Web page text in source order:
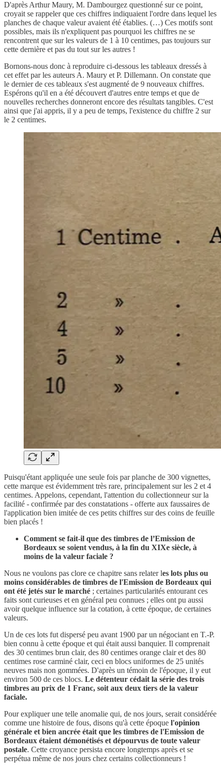
D'après Arthur Maury, M. Dambourgez questionné sur ce point,
croyait se rappeler que ces chiffres indiquaient l'ordre dans lequel les
planches de chaque valeur avaient été établies. (…) Ces motifs sont
possibles, mais ils n'expliquent pas pourquoi les chiffres ne se
rencontrent que sur les valeurs de 1 à 10 centimes, pas toujours sur
cette dernière et pas du tout sur les autres !
Bornons-nous donc à reproduire ci-dessous les tableaux dressés à
cet effet par les auteurs A. Maury et P. Dillemann. On constate que
le dernier de ces tableaux s'est augmenté de 9 nouveaux chiffres.
Espérons qu'il en a été découvert d'autres entre temps et que de
nouvelles recherches donneront encore des résultats tangibles. C'est
ainsi que j'ai appris, il y a peu de temps, l'existence du chiffre 2 sur
le 2 centimes.
Puisqu'étant appliquée une seule fois par planche de 300 vignettes,
cette marque est évidemment très rare, principalement sur les 2 et 4
centimes. Appelons, cependant, l'attention du collectionneur sur la
facilité - confirmée par des constatations - offerte aux faussaires de
l'application bien imitée de ces petits chiffres sur des coins de feuille
bien placés !
Comment se fait-il que des timbres de l’Emission de
Bordeaux se soient vendus, à la fin du XIXe siècle, à
moins de la valeur faciale ?
Nous ne voulons pas clore ce chapitre sans relater les lots plus ou
moins considérables de timbres de l'Emission de Bordeaux qui
ont été jetés sur le marché ; certaines particularités entourant ces
faits sont curieuses et en général peu connues ; elles ont pu aussi
avoir quelque influence sur la cotation, à cette époque, de certaines
valeurs.
Un de ces lots fut dispersé peu avant 1900 par un négociant en T.-P.
bien connu à cette époque et qui était aussi banquier. Il comprenait
des 30 centimes brun clair, des 80 centimes orange clair et des 80
centimes rose carminé clair, ceci en blocs uniformes de 25 unités
neuves mais non gommées. D'après un témoin de l'époque, il y eut
environ 500 de ces blocs. Le détenteur cédait la série des trois
timbres au prix de 1 Franc, soit aux deux tiers de la valeur
faciale.
Pour expliquer une telle anomalie qui, de nos jours, serait considérée
comme une histoire de fous, disons qu'à cette époque l'opinion
générale et bien ancrée était que les timbres de l'Emission de
Bordeaux étaient démonétisés et dépourvus de toute valeur
postale. Cette croyance persista encore longtemps après et se
perpétua même de nos jours chez certains collectionneurs !